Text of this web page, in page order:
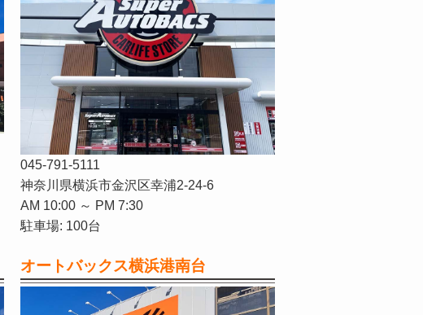
045-791-5111
神奈川県横浜市金沢区幸浦2-24-6
AM 10:00 ～ PM 7:30
駐車場: 100台
オートバックス横浜港南台